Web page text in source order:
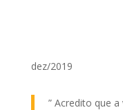
dez/2019
” Acredito que